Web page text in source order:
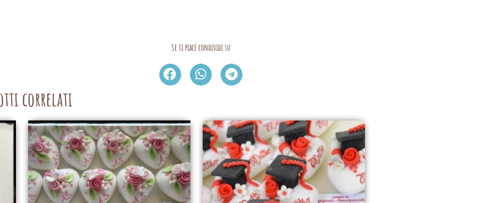
Se ti piace condividi su
correlati